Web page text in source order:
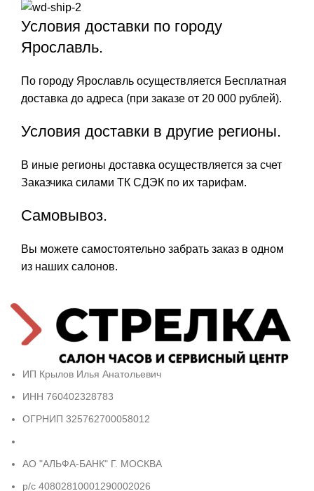
Условия доставки по городу
Ярославль.
По городу Ярославль осуществляется Бесплатная
доставка до адреса (при заказе от 20 000 рублей).
Условия доставки в другие регионы.
В иные регионы доставка осуществляется за счет
Заказчика силами ТК СДЭК по их тарифам.
Самовывоз.
Вы можете самостоятельно забрать заказ в одном
из наших салонов.
ИП Крылов Илья Анатольевич
ИНН 760402328783
ОГРНИП 325762700058012
АО "АЛЬФА-БАНК" Г. МОСКВА
р/с 40802810001290002026